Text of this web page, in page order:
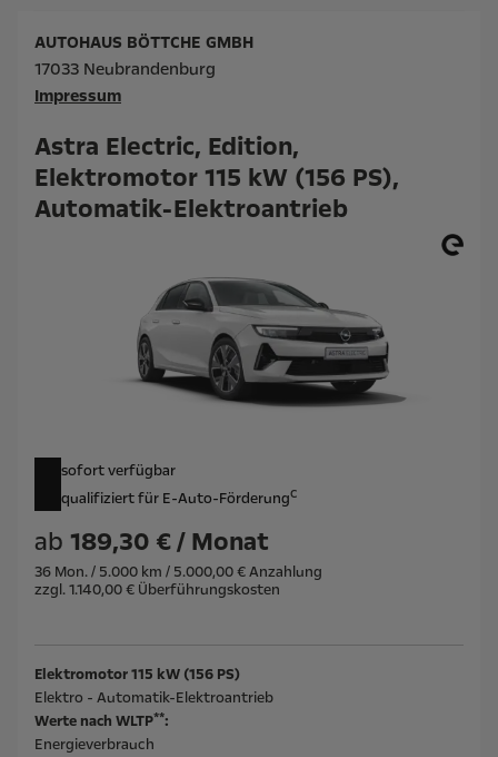
Astra Electric, Edition,
Elektromotor 115 kW (156 PS),
Automatik-Elektroantrieb
sofort verfügbar
qualifiziert für E-Auto-Förderungc
ab 189,30 € / Monat
36 Mon. / 5.000 km / 5.000,00 € Anzahlung
zzgl. 1.140,00 € Überführungskosten
AUTOHAUS BÖTTCHE GMBH
17033 Neubrandenburg
Impressum
Elektromotor 115 kW (156 PS)
Elektro - Automatik-Elektroantrieb
Werte nach WLTP**:
Energieverbrauch